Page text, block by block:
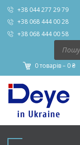
+38 044 277 29 79
+38 068 444 00 28
+38 068 444 00 58
Пошук
товарів
0 товарів – 0₴